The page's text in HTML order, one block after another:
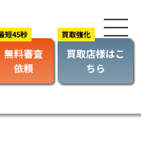
無料審査
依頼
買取店様はこ
ちら